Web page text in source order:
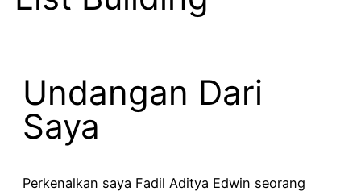
Undangan Dari
Saya
Perkenalkan saya Fadil Aditya Edwin seorang